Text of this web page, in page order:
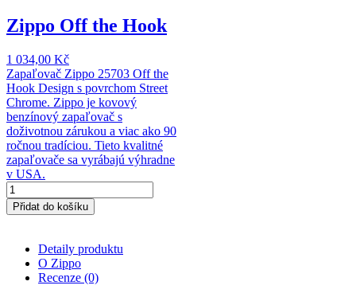
Zippo Off the Hook
1 034,00 Kč
Zapaľovač Zippo 25703 Off the
Hook Design s povrchom Street
Chrome. Zippo je kovový
benzínový zapaľovač s
doživotnou zárukou a viac ako 90
ročnou tradíciou. Tieto kvalitné
zapaľovače sa vyrábajú výhradne
v USA.
Přidat do košíku
Detaily produktu
O Zippo
Recenze (0)